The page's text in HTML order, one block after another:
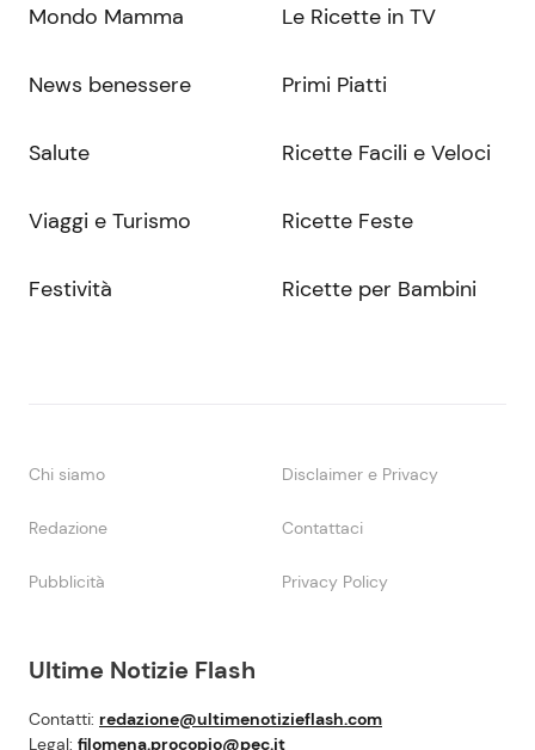
Ultime Notizie Flash
Contatti: redazione@ultimenotizieflash.com
Legal: filomena.procopio@pec.it
Mondo Mamma
News benessere
Salute
Viaggi e Turismo
Festività
Le Ricette in TV
Primi Piatti
Ricette Facili e Veloci
Ricette Feste
Ricette per Bambini
Chi siamo Disclaimer e Privacy
Redazione Contattaci
Pubblicità Privacy Policy